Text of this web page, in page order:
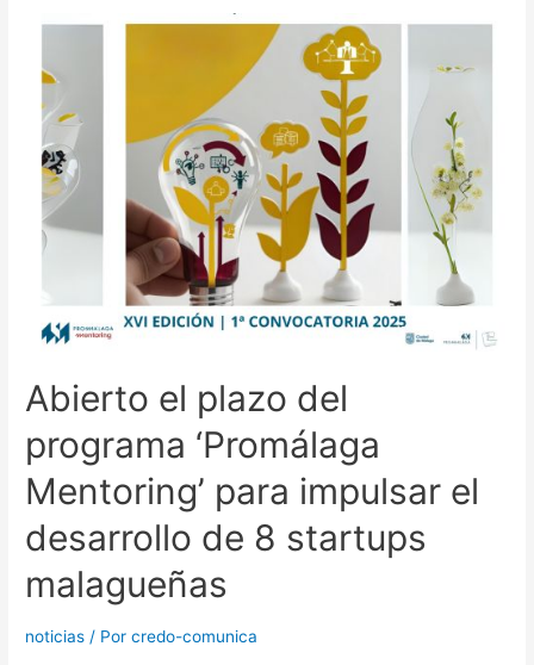
Abierto el plazo del
programa ‘Promálaga
Mentoring’ para impulsar el
desarrollo de 8 startups
malagueñas
noticias / Porcredo-comunica